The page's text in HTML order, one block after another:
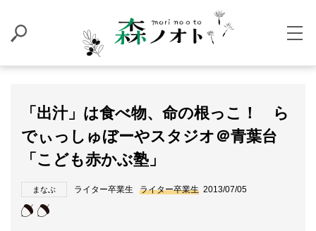
「出汁」は食べ物、命の根っこ！ ら
でぃっしゅぼーやスタジオ＠青葉台
「こども赤かぶ塾」
まなぶ ライター卒業生 ライター卒業生 2013/07/05